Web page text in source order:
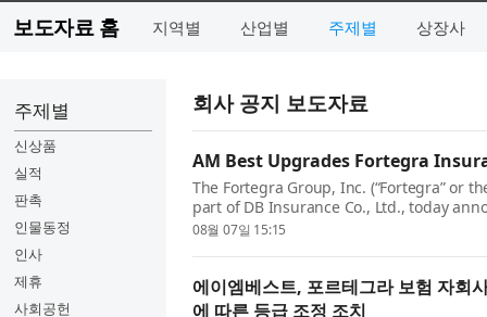
보도자료 홈 지역별 산업별 주제별 상장사
주제별
신상품
실적
판촉
인물동정
인사
제휴
사회공헌
회사 공지 보도자료
AM Best Upgrades Fortegra
The Fortegra Group, Inc. (“Fortegra” or
part of DB Insurance Co., Ltd., today
Financial Strength Rating (FSR) of its ins...
08월 07일 15:15
에이엠베스트, 포르테그라 보험 자회
에 따른 등급 조정 조치